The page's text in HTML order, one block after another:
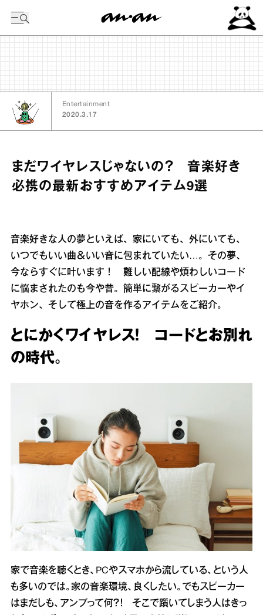
Entertainment
2020.3.17
まだワイヤレスじゃないの？ 音楽好き
必携の最新おすすめアイテム9選
音楽好きな人の夢といえば、家にいても、外にいても、
いつでもいい曲＆いい音に包まれていたい…。その夢、
今ならすぐに叶います！ 難しい配線や煩わしいコード
に悩まされたのも今や昔。簡単に繋がるスピーカーやイ
ヤホン、そして極上の音を作るアイテムをご紹介。
とにかくワイヤレス！ コードとお別れ
の時代。
家で音楽を聴くとき、PCやスマホから流している、という人
も多いのでは。家の音楽環境、良くしたい。でもスピーカー
はまだしも、アンプって何？！ そこで躓いてしまう人はきっ